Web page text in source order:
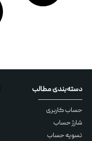
دسته‌بندی مطالب
حساب کاربری
شارژ حساب
تسویه حساب